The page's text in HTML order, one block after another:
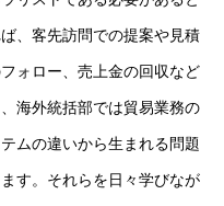
福利厚生とはたらく環境
、客先訪問での提案や見積
ォロー、売上金の回収など
海外統括部では貿易業務の
ムの違いから生まれる問題
す。それらを日々学びなが